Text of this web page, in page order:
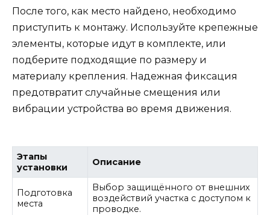
После того, как место найдено, необходимо
приступить к монтажу. Используйте крепежные
элементы, которые идут в комплекте, или
подберите подходящие по размеру и
материалу крепления. Надежная фиксация
предотвратит случайные смещения или
вибрации устройства во время движения.
Этапы
установки
Описание
Подготовка
места
Выбор защищённого от внешних
воздействий участка с доступом к
проводке.